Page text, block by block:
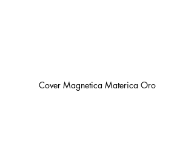
Cover Magnetica Materica Oro